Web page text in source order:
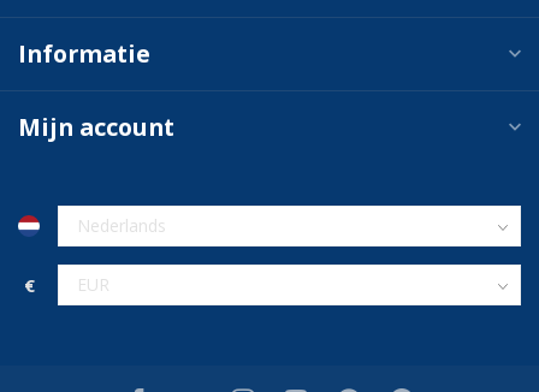
Informatie
Mijn account
€